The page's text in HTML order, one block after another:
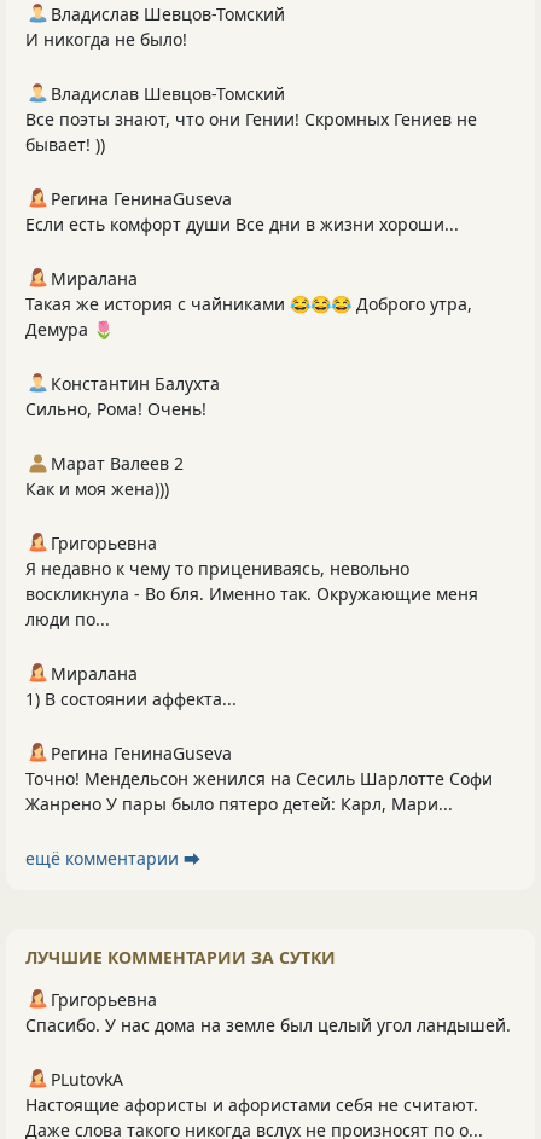
Владислав Шевцов-Томский
И никогда не было!
Владислав Шевцов-Томский
Все поэты знают, что они Гении! Скромных Гениев не
бывает! ))
Регина ГенинаGuseva
Если есть комфорт души Все дни в жизни хороши...
Миралана
Такая же история с чайниками 😂😂😂 Доброго утра,
Демура 🌷
Константин Балухта
Сильно, Рома! Очень!
Марат Валеев 2
Как и моя жена)))
Григорьевна
Я недавно к чему то прицениваясь, невольно
воскликнула - Во бля. Именно так. Окружающие меня
люди по...
Миралана
1) В состоянии аффекта...
Регина ГенинаGuseva
Точно! Мендельсон женился на Сесиль Шарлотте Софи
Жанрено У пары было пятеро детей: Карл, Мари...
ещё комментарии ⮕
ЛУЧШИЕ КОММЕНТАРИИ ЗА СУТКИ
Григорьевна
Спасибо. У нас дома на земле был целый угол ландышей.
PLutоvkА
Настоящие афористы и афористами себя не считают.
Даже слова такого никогда вслух не произносят по о...